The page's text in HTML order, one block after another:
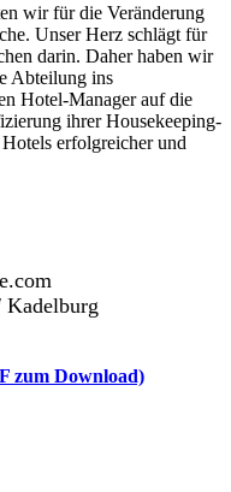
wir für die Veränderung
Unser Herz schlägt für
darin. Daher haben wir
Abteilung ins
Hotel-Manager auf die
ihrer Housekeeping-
erfolgreicher und
zum Download)